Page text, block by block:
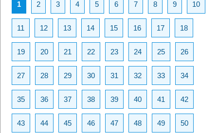
1 2 3 4 5 6 7 8 9 10
11 12 13 14 15 16 17 18
19 20 21 22 23 24 25 26
27 28 29 30 31 32 33 34
35 36 37 38 39 40 41 42
43 44 45 46 47 48 49 50